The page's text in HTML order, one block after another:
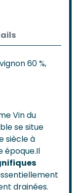
60 %,
Vin du
se situe
siècle à
époque.Il
drainées.